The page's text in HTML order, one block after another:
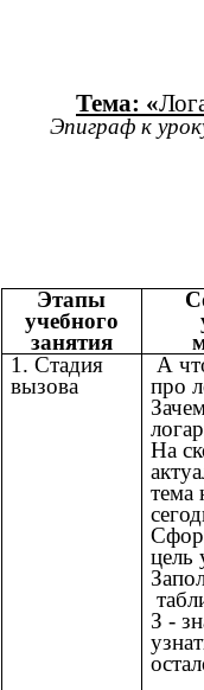
Тема: «
Эпиграф к
Этапы
учебного
занятия
1. Стадия
вызова
А
про
На
тема
цель
З -